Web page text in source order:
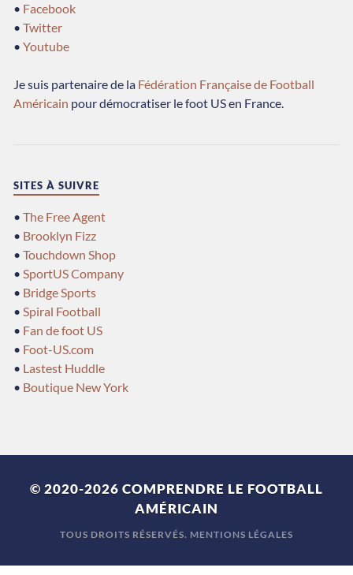
• Facebook
• Twitter
• Youtube
Je suis partenaire de la Fédération Française de Football
Américain pour démocratiser le foot US en France.
SITES À SUIVRE
• The Free Agent
• Brooklyn Fizz
• Touchdown Shop
• SportUS Company
• Bridge Sports
• Spiral Football
• Fan de foot US
• Foot-US.com
• Lastest Huddle
• Boutique New York
© 2020-2026 COMPRENDRE LE FOOTBALL
AMÉRICAIN
TOUS DROITS RÉSERVÉS. MENTIONS LÉGALES